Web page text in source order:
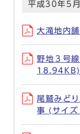
平成30年5
大滝地内
野地３号
18.94KB)
尾鷲みど
事 (サイ